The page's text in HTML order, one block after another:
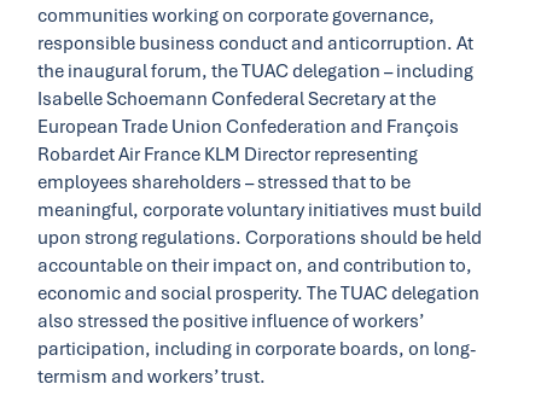
communities working on corporate governance,
responsible business conduct and anticorruption. At
the inaugural forum, the TUAC delegation – including
Isabelle Schoemann Confederal Secretary at the
European Trade Union Confederation and François
Robardet Air France KLM Director representing
employees shareholders – stressed that to be
meaningful, corporate voluntary initiatives must build
upon strong regulations. Corporations should be held
accountable on their impact on, and contribution to,
economic and social prosperity. The TUAC delegation
also stressed the positive influence of workers’
participation, including in corporate boards, on long-
termism and workers’ trust.